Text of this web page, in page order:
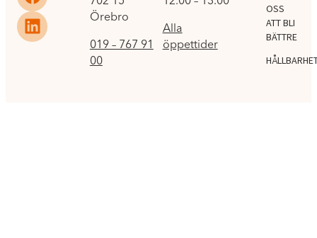
Örebro
019 – 767 91
00
Alla
öppettider
OSS
ATT BLI
BÄTTRE